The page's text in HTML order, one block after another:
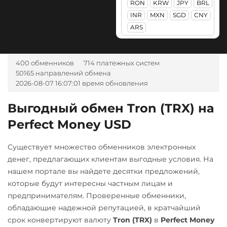
PancakeSwap (CAKE)
Pax Dollar (USDP)
Pepe
Pol (ex-MATIC)
Qtum
Ripple (XRP)
ERC20 BEP20
Solana (SOL)
StableUSD (USDS)
Ак Барс Банк RUB
Альфа-Банк
RUB
UAH
ВТБ Банк RUB
Газпромбанк RUB
Карта Unionpay CNY
Карта UZCARD UZS
Карта МИР RUB
Любой банк
USD RUB EUR UAH
RON
KRW JPY
BRL
INR
MXN SGD
CNY
ARS
400 обменников
714 платежных систем
50165 направлений обмена
2026-08-07 16:07:01 время обновления
Выгодный обмен Tron (TRX) на
Perfect Money USD
Существует множество обменников электронных
денег, предлагающих клиентам выгодные условия. На
нашем портале вы найдете десятки предложений,
которые будут интересны частным лицам и
предпринимателям. Проверенные обменники,
обладающие надежной репутацией, в кратчайший
срок конвертируют валюту Tron (TRX) в Perfect Money